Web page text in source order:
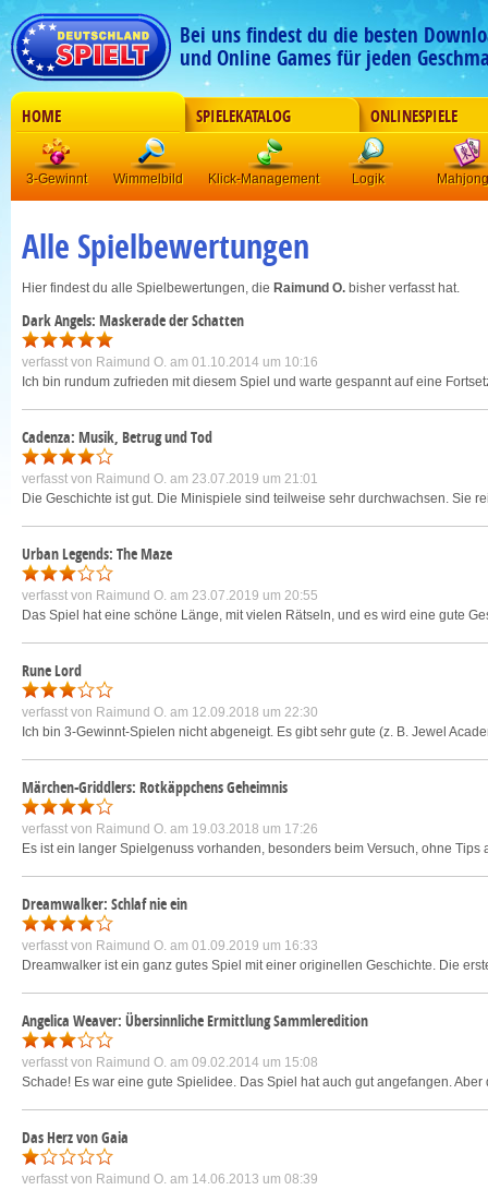
Bei uns findest du die besten
und Online Games für jeden
HOME SPIELEKATALOG ONLINESPIELE
3-Gewinnt Wimmelbild Klick-Management Logik Mahjong
Alle Spielbewertungen
Hier findest du alle Spielbewertungen, die Raimund O. bisher verfasst hat.
Dark Angels: Maskerade der Schatten
verfasst von Raimund O. am 01.10.2014 um 10:16
Ich bin rundum zufrieden mit diesem Spiel und warte gespannt auf eine
Cadenza: Musik, Betrug und Tod
verfasst von Raimund O. am 23.07.2019 um 21:01
Die Geschichte ist gut. Die Minispiele sind teilweise sehr durchwachsen. Sie
Urban Legends: The Maze
verfasst von Raimund O. am 23.07.2019 um 20:55
Das Spiel hat eine schöne Länge, mit vielen Rätseln, und es wird eine gute
Rune Lord
verfasst von Raimund O. am 12.09.2018 um 22:30
Ich bin 3-Gewinnt-Spielen nicht abgeneigt. Es gibt sehr gute (z. B. Jewel
Märchen-Griddlers: Rotkäppchens Geheimnis
verfasst von Raimund O. am 19.03.2018 um 17:26
Es ist ein langer Spielgenuss vorhanden, besonders beim Versuch, ohne
Dreamwalker: Schlaf nie ein
verfasst von Raimund O. am 01.09.2019 um 16:33
Dreamwalker ist ein ganz gutes Spiel mit einer originellen Geschichte. Die
Angelica Weaver: Übersinnliche Ermittlung Sammleredition
verfasst von Raimund O. am 09.02.2014 um 15:08
Schade! Es war eine gute Spielidee. Das Spiel hat auch gut angefangen.
Das Herz von Gaia
verfasst von Raimund O. am 14.06.2013 um 08:39